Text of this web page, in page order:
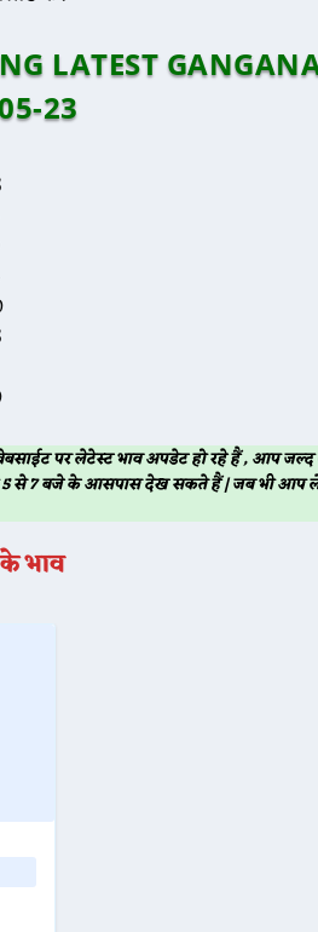
LATEST
23
पर लेटेस्ट भाव अपडेट हो रहे हैं , आप
से 7 बजे के आसपास देख सकते हैं | जब भी आप
भाव